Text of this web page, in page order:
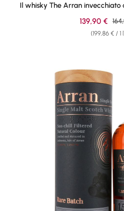
Il whisky The Arran invecchiato
(199,86 € / 1
139,90 €